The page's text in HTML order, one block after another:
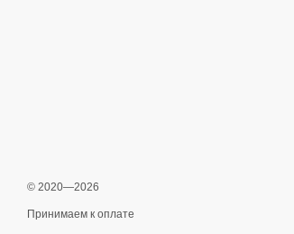
© 2020—2026
Принимаем к оплате